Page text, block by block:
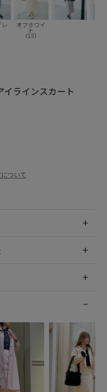
オフホワイ
ト
(15)
イラインスカート
ついて